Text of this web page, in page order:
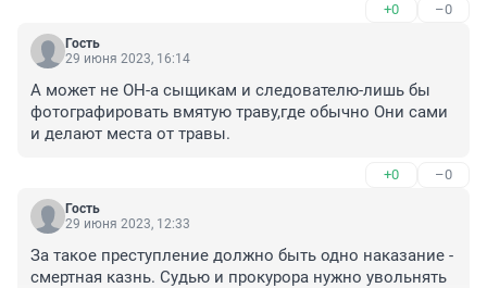
+0 –0
Гость
29 июня 2023, 16:14
А может не ОН-а сыщикам и следователю-лишь бы
фотографировать вмятую траву,где обычно Они сами
и делают места от травы.
+0 –0
Гость
29 июня 2023, 12:33
За такое преступление должно быть одно наказание -
смертная казнь. Судью и прокурора нужно увольнять